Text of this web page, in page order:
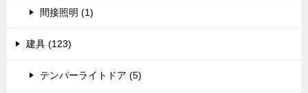
間接照明 (1)
建具 (123)
テンパーライトドア (5)